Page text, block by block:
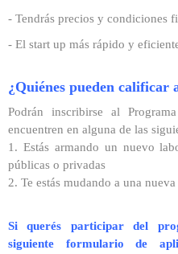
- Tendrás precios y condiciones
- El start up más rápido y
¿Quiénes pueden calificar
Podrán inscribirse al
encuentren en alguna de las
1. Estás armando un nuevo
públicas o privadas
2. Te estás mudando a una
Si querés participar del
siguiente formulario de